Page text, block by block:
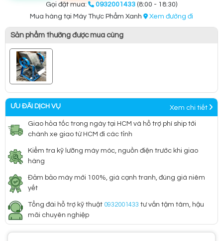
Gọi đặt mua: 0932001433 (8:00 - 18:30)
Mua hàng tại Máy Thực Phẩm Xanh
Xem đường đi
Sản phẩm thường được mua cùng
ƯU ĐÃI DỊCH VỤ Xem chi tiết
Giao hỏa tốc trong ngày tại HCM và hỗ trợ phí ship tới
chành xe giao từ HCM đi các tỉnh
Kiểm tra kỹ lưỡng máy móc, nguồn điện trước khi giao
hàng
Đảm bảo máy mới 100%, giá cạnh tranh, đúng giá niêm
yết
Tổng đài hỗ trợ kỹ thuật 0932001433 tư vấn tậm tâm, hậu
mãi chuyên nghiệp